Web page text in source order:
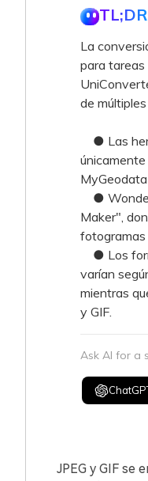
La
para
de
● Las
●
Maker",
fotogramas
● Los
varían
mientras
y GIF.
Ask AI for a
JPEG y GIF se